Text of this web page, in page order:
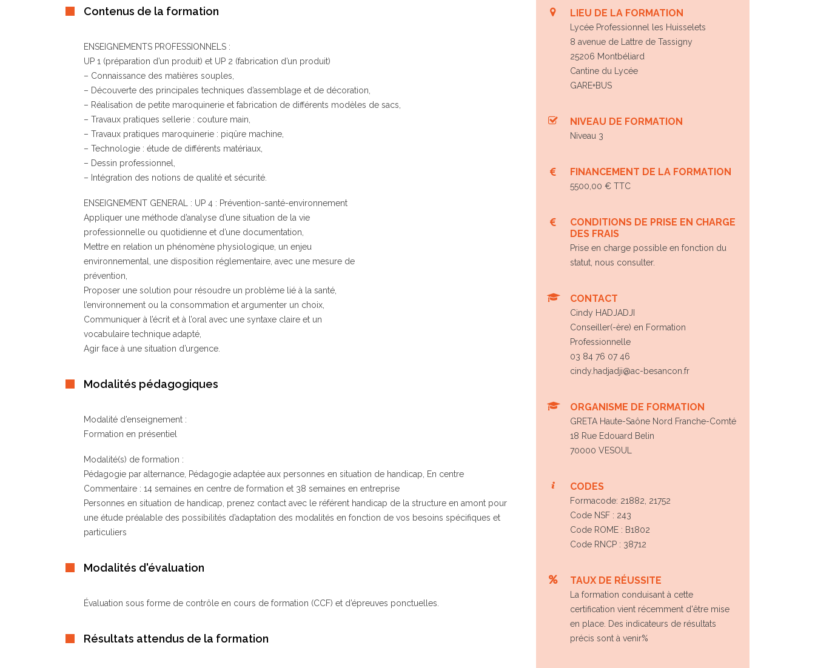
Contenus de la formation
ENSEIGNEMENTS PROFESSIONNELS :
UP 1 (préparation d’un produit) et UP 2 (fabrication d’un produit)
– Connaissance des matières souples,
– Découverte des principales techniques d’assemblage et de décoration,
– Réalisation de petite maroquinerie et fabrication de différents modèles de sacs,
– Travaux pratiques sellerie : couture main,
– Travaux pratiques maroquinerie : piqûre machine,
– Technologie : étude de différents matériaux,
– Dessin professionnel,
– Intégration des notions de qualité et sécurité.
ENSEIGNEMENT GENERAL : UP 4 : Prévention-santé-environnement
Appliquer une méthode d’analyse d’une situation de la vie
professionnelle ou quotidienne et d’une documentation,
Mettre en relation un phénomène physiologique, un enjeu
environnemental, une disposition réglementaire, avec une mesure de
prévention,
Proposer une solution pour résoudre un problème lié à la santé,
l’environnement ou la consommation et argumenter un choix,
Communiquer à l’écrit et à l’oral avec une syntaxe claire et un
vocabulaire technique adapté,
Agir face à une situation d’urgence.
Modalités pédagogiques
Modalité d’enseignement :
Formation en présentiel
Modalité(s) de formation :
Pédagogie par alternance, Pédagogie adaptée aux personnes en situation de handicap, En centre
Commentaire : 14 semaines en centre de formation et 38 semaines en entreprise
Personnes en situation de handicap, prenez contact avec le référent handicap de la structure en amont pour
une étude préalable des possibilités d’adaptation des modalités en fonction de vos besoins spécifiques et
particuliers
Modalités d'évaluation
Évaluation sous forme de contrôle en cours de formation (CCF) et d’épreuves ponctuelles.
Résultats attendus de la formation
LIEU DE LA FORMATION
Lycée Professionnel les Huisselets
8 avenue de Lattre de Tassigny
25206 Montbéliard
Cantine du Lycée
GARE+BUS
NIVEAU DE FORMATION
Niveau 3
FINANCEMENT DE LA FORMATION
5500,00 € TTC
CONDITIONS DE PRISE EN CHARGE
DES FRAIS
Prise en charge possible en fonction du
statut, nous consulter.
CONTACT
Cindy HADJADJI
Conseiller(-ère) en Formation
Professionnelle
03 84 76 07 46
cindy.hadjadji@ac-besancon.fr
ORGANISME DE FORMATION
GRETA Haute-Saône Nord Franche-Comté
18 Rue Edouard Belin
70000 VESOUL
CODES
Formacode: 21882, 21752
Code NSF : 243
Code ROME : B1802
Code RNCP : 38712
TAUX DE RÉUSSITE
La formation conduisant à cette
certification vient récemment d'être mise
en place. Des indicateurs de résultats
précis sont à venir%